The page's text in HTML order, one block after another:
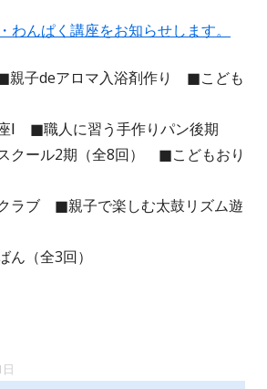
んぱく講座をお知らせします。
子deアロマ入浴剤作り ■こども
Ⅰ ■職人に習う手作りパン後期
クール2期（全8回） ■こどもおり
ラブ ■親子で楽しむ太鼓リズム遊
（全3回）